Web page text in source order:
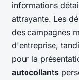
informations
attrayante. Les
des campagnes
d'entreprise,
pour la
autocollants